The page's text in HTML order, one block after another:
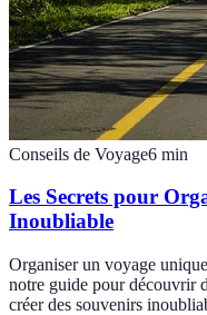
Conseils de Voyage6 min
Les Secrets pour
Inoubliable
Organiser un voyage
notre guide pour découvrir
créer des souvenirs